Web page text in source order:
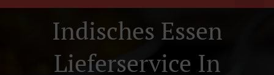
Indisches Essen
Lieferservice In